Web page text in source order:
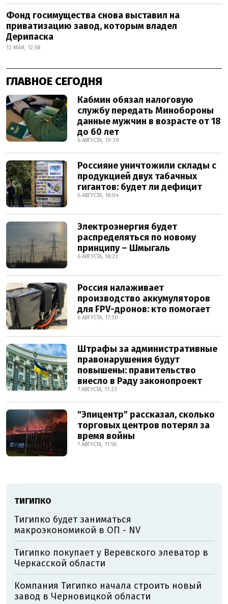
Фонд госимущества снова выставил на
приватизацию завод, которым владел
Дерипаска
12 МАЯ, 12:58
ГЛАВНОЕ СЕГОДНЯ
Кабмин обязал налоговую
службу передать Минобороны
данные мужчин в возрасте от 18
до 60 лет
6 АВГУСТА, 19:39
Россияне уничтожили склады с
продукцией двух табачных
гигантов: будет ли дефицит
6 АВГУСТА, 18:04
Электроэнергия будет
распределяться по новому
принципу – Шмыгаль
6 АВГУСТА, 18:23
Россия налаживает
производство аккумуляторов
для FPV-дронов: кто помогает
6 АВГУСТА, 17:30
Штрафы за административные
правонарушения будут
повышены: правительство
внесло в Раду законопроект
7 АВГУСТА, 11:23
"Эпицентр" рассказал, сколько
торговых центров потерял за
время войны
7 АВГУСТА, 11:56
ТИГИПКО
Тигипко будет заниматься
макроэкономикой в ОП - NV
Тигипко покупает у Веревского элеватор в
Черкасской области
Компания Тигипко начала строить новый
завод в Черновицкой области